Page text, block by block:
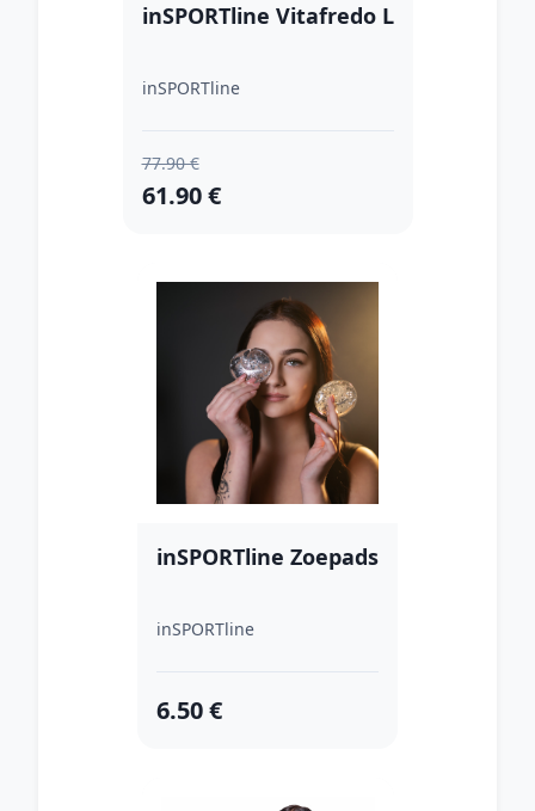
inSPORTline Vitafredo L
inSPORTline
77.90 €
61.90 €
inSPORTline Zoepads
inSPORTline
6.50 €